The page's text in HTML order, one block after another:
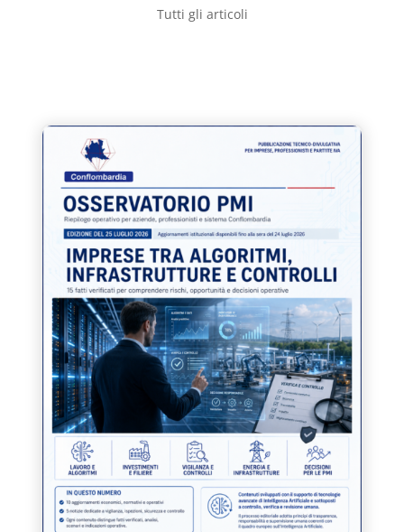
Tutti gli articoli